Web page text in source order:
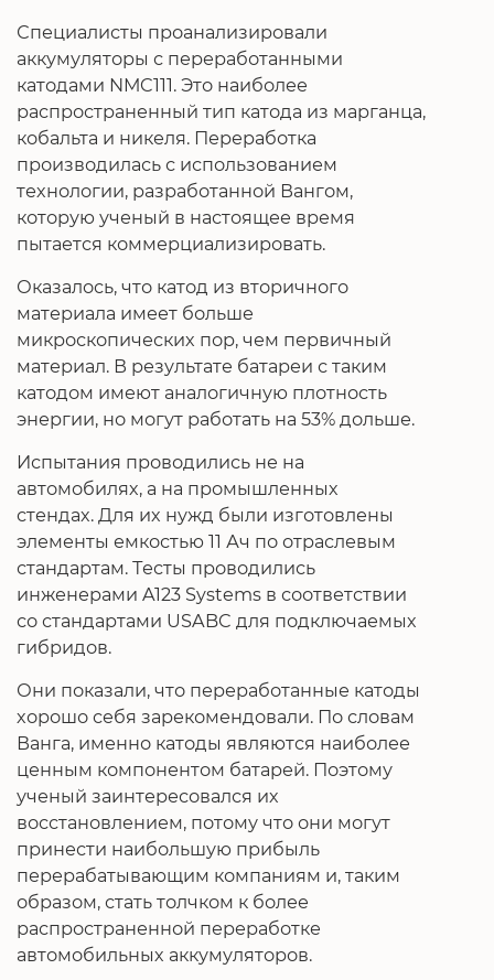
Специалисты проанализировали
аккумуляторы с переработанными
катодами NMC111. Это наиболее
распространенный тип катода из марганца,
кобальта и никеля. Переработка
производилась с использованием
технологии, разработанной Вангом,
которую ученый в настоящее время
пытается коммерциализировать.
Оказалось, что катод из вторичного
материала имеет больше
микроскопических пор, чем первичный
материал. В результате батареи с таким
катодом имеют аналогичную плотность
энергии, но могут работать на 53% дольше.
Испытания проводились не на
автомобилях, а на промышленных
стендах. Для их нужд были изготовлены
элементы емкостью 11 Ач по отраслевым
стандартам. Тесты проводились
инженерами A123 Systems в соответствии
со стандартами USABC для подключаемых
гибридов.
Они показали, что переработанные катоды
хорошо себя зарекомендовали. По словам
Ванга, именно катоды являются наиболее
ценным компонентом батарей. Поэтому
ученый заинтересовался их
восстановлением, потому что они могут
принести наибольшую прибыль
перерабатывающим компаниям и, таким
образом, стать толчком к более
распространенной переработке
автомобильных аккумуляторов.